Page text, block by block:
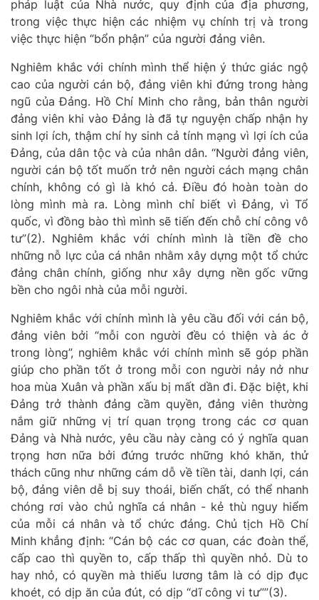
pháp luật của Nhà nước, quy định của địa phương,
trong việc thực hiện các nhiệm vụ chính trị và trong
việc thực hiện “bổn phận” của người đảng viên.
Nghiêm khắc với chính mình thể hiện ý thức giác ngộ
cao của người cán bộ, đảng viên khi đứng trong hàng
ngũ của Đảng. Hồ Chí Minh cho rằng, bản thân người
đảng viên khi vào Đảng là đã tự nguyện chấp nhận hy
sinh lợi ích, thậm chí hy sinh cả tính mạng vì lợi ích của
Đảng, của dân tộc và của nhân dân. “Người đảng viên,
người cán bộ tốt muốn trở nên người cách mạng chân
chính, không có gì là khó cả. Điều đó hoàn toàn do
lòng mình mà ra. Lòng mình chỉ biết vì Đảng, vì Tổ
quốc, vì đồng bào thì mình sẽ tiến đến chỗ chí công vô
tư”(2). Nghiêm khắc với chính mình là tiền đề cho
những nỗ lực của cá nhân nhằm xây dựng một tổ chức
đảng chân chính, giống như xây dựng nền gốc vững
bền cho ngôi nhà của mỗi người.
Nghiêm khắc với chính mình là yêu cầu đối với cán bộ,
đảng viên bởi “mỗi con người đều có thiện và ác ở
trong lòng”, nghiêm khắc với chính mình sẽ góp phần
giúp cho phần tốt ở trong mỗi con người nảy nở như
hoa mùa Xuân và phần xấu bị mất dần đi.Đặc biệt, khi
Đảng trở thành đảng cầm quyền, đảng viên thường
nắm giữ những vị trí quan trọng trong các cơ quan
Đảng và Nhà nước, yêu cầu này càng có ý nghĩa quan
trọng hơn nữa bởi đứng trước những khó khăn, thử
thách cũng như những cám dỗ về tiền tài, danh lợi, cán
bộ, đảng viên dễ bị suy thoái, biến chất, có thể nhanh
chóng rơi vào chủ nghĩa cá nhân - kẻ thù nguy hiểm
của mỗi cá nhân và tổ chức đảng. Chủ tịch Hồ Chí
Minh khẳng định: “Cán bộ các cơ quan, các đoàn thể,
cấp cao thì quyền to, cấp thấp thì quyền nhỏ. Dù to
hay nhỏ, có quyền mà thiếu lương tâm là có dịp đục
khoét, có dịp ăn của đút, có dịp “dĩ công vi tư””(3).